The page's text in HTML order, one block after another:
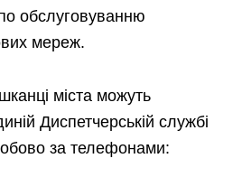
обслуговуванню
мереж.
міста можуть
Диспетчерській службі
за телефонами: